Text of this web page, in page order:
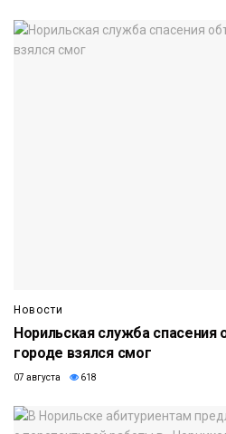
Новости
Норильская служба спасения
городе взялся смог
07 августа 618